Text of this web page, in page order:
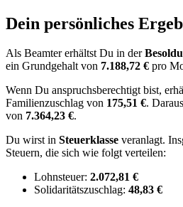
Dein persönliches
Als Beamter erhältst Du in der
ein Grundgehalt von 7.188,72 € pro
Wenn Du anspruchsberechtigt bist,
Familienzuschlag von 175,51 €.
von 7.364,23 €.
Du wirst in Steuerklasse veranlagt.
Steuern, die sich wie folgt verteilen:
Lohnsteuer: 2.072,81 €
Solidaritätszuschlag: 48,83 €